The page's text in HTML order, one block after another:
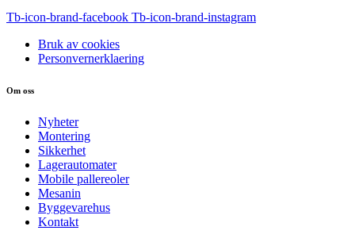
Tb-icon-brand-facebook Tb-icon-brand-instagram
Bruk av cookies
Personvernerklaering
Om oss
Nyheter
Montering
Sikkerhet
Lagerautomater
Mobile pallereoler
Mesanin
Byggevarehus
Kontakt